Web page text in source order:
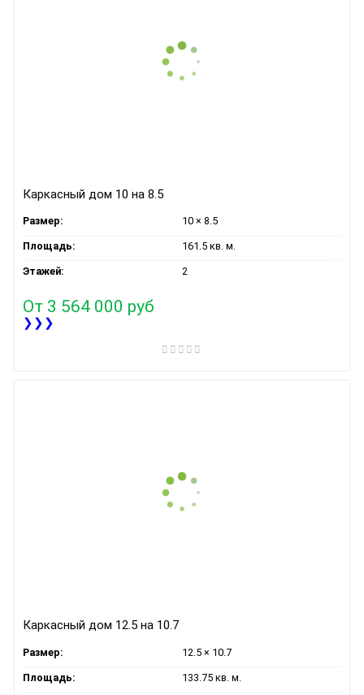
Каркасный дом 10 на 8.5
Размер: 10 × 8.5
Площадь: 161.5 кв. м.
Этажей: 2
От 3 564 000 руб
❯❯❯
Каркасный дом 12.5 на 10.7
Размер: 12.5 × 10.7
Площадь: 133.75 кв. м.